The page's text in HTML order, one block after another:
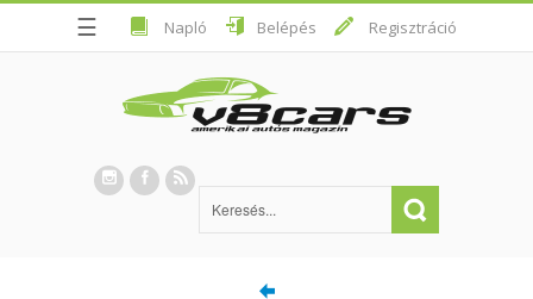
☰ Napló Belépés Regisztráció